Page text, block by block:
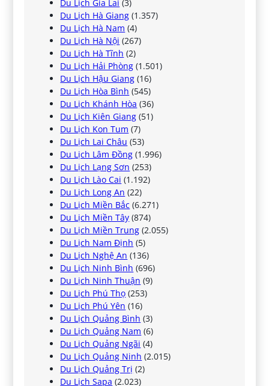
Du Lịch Gia Lai (3)
Du Lịch Hà Giang (1.357)
Du Lịch Hà Nam (4)
Du Lịch Hà Nội (267)
Du Lịch Hà Tĩnh (2)
Du Lịch Hải Phòng (1.501)
Du Lịch Hậu Giang (16)
Du Lịch Hòa Bình (545)
Du Lịch Khánh Hòa (36)
Du Lịch Kiên Giang (51)
Du Lịch Kon Tum (7)
Du Lịch Lai Châu (53)
Du Lịch Lâm Đồng (1.996)
Du Lịch Lạng Sơn (253)
Du Lịch Lào Cai (1.192)
Du Lịch Long An (22)
Du Lịch Miền Bắc (6.271)
Du Lịch Miền Tây (874)
Du Lịch Miền Trung (2.055)
Du Lịch Nam Định (5)
Du Lịch Nghệ An (136)
Du Lịch Ninh Bình (696)
Du Lịch Ninh Thuận (9)
Du Lịch Phú Thọ (253)
Du Lịch Phú Yên (16)
Du Lịch Quảng Bình (3)
Du Lịch Quảng Nam (6)
Du Lịch Quảng Ngãi (4)
Du Lịch Quảng Ninh (2.015)
Du Lịch Quảng Trị (2)
Du Lịch Sapa (2.023)